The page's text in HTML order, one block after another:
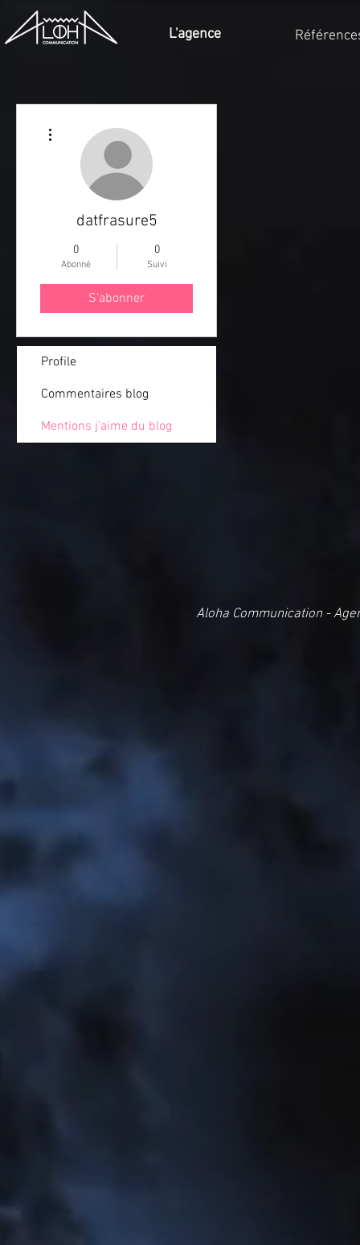
L'agence
datfrasure5
0
Abonné
0
Suivi
S'abonner
Profile
Commentaires blog
Mentions j'aime du blog
Aloha Communication -